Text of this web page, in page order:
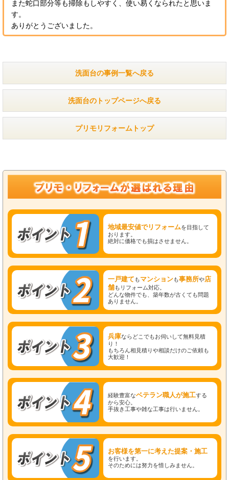
また蛇口部分等も掃除もしやすく、使い易くなられたと思いま
す。
ありがとうございました。
洗面台の事例一覧へ戻る
洗面台のトップページへ戻る
プリモリフォームトップ
地域最安値でリフォームを目指して
おります。
絶対に価格でも損はさせません。
一戸建て もマンションも事務所や店
舗もリフォーム対応。
どんな物件でも、築年数が古くても問題
ありません。
兵庫ならどこでもお伺いして無料見積
り！
もちろん相見積りや相談だけのご依頼も
大歓迎！
経験豊富なベテラン職人が施工する
から安心。
手抜き工事や雑な工事は行いません。
お客様を第一に考えた提案・施工
を行います。
そのためには努力を惜しみません。